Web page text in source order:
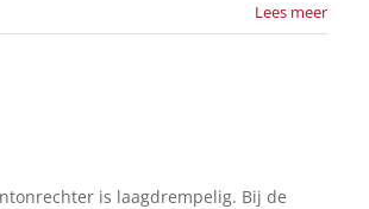
Lees meer
is laagdrempelig. Bij de